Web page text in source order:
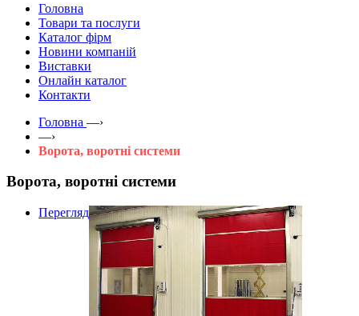
Головна
Товари та послуги
Каталог фірм
Новини компаній
Виставки
Онлайн каталог
Контакти
Головна —›
—›
Ворота, воротні системи
Ворота, воротні системи
Перегляд